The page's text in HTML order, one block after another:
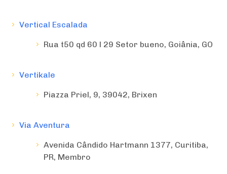
Vertical Escalada
Rua t50 qd 60 l 29 Setor bueno, Goiânia, GO
Vertikale
Piazza Priel, 9, 39042, Brixen
Via Aventura
Avenida Cândido Hartmann 1377, Curitiba,
PR, Membro